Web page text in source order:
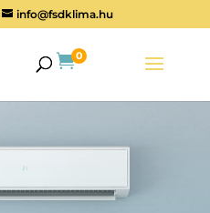
info@fsdklima.hu
0